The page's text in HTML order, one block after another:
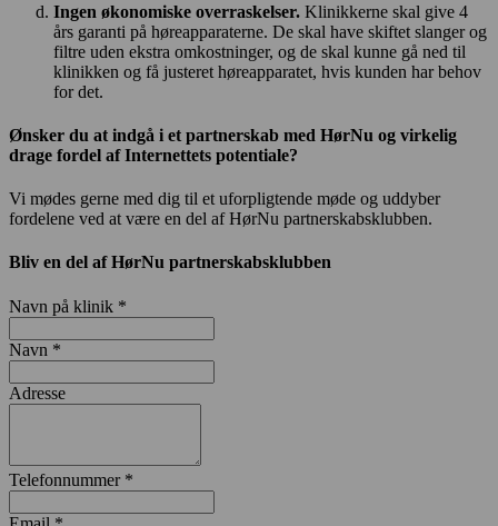
Ingen økonomiske overraskelser. Klinikkerne skal give 4
års garanti på høreapparaterne. De skal have skiftet slanger og
filtre uden ekstra omkostninger, og de skal kunne gå ned til
klinikken og få justeret høreapparatet, hvis kunden har behov
for det.
Ønsker du at indgå i et partnerskab med HørNu og virkelig
drage fordel af Internettets potentiale?
Vi mødes gerne med dig til et uforpligtende møde og uddyber
fordelene ved at være en del af HørNu partnerskabsklubben.
Bliv en del af HørNu partnerskabsklubben
Navn på klinik *
Navn *
Adresse
Telefonnummer *